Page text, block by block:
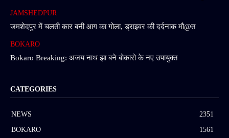
JAMSHEDPUR
जमशेदपुर में चलती कार बनी आग का गोला, ड्राइवर की दर्दनाक मौ@त
BOKARO
Bokaro Breaking: अजय नाथ झा बने बोकारो के नए उपायुक्त
CATEGORIES
NEWS
2351
BOKARO
1561